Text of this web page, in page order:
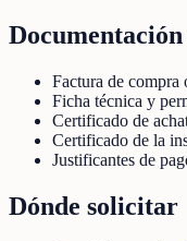
Factura de compra
Ficha técnica y
Certificado de
Certificado de la
Justificantes de
Dónde solicitar